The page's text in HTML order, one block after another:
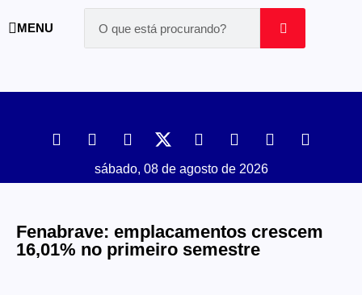
MENU
sábado, 08 de agosto de 2026
Fenabrave: emplacamentos crescem
16,01% no primeiro semestre